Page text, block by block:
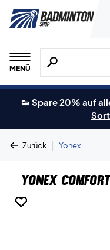
MENÜ
Suche nach
👟 Spare 20% auf
Zurück | Yonex
Yonex